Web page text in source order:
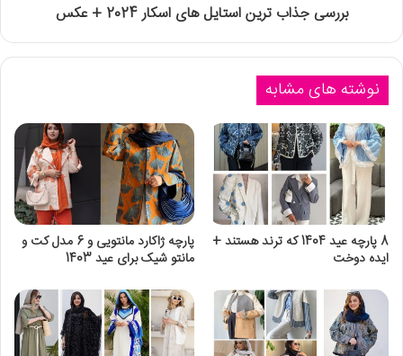
بررسی جذاب ترین استایل های اسکار 2024 + عکس
نوشته های مشابه
8 پارچه عید 1404 که ترند هستند +
ایده دوخت
پارچه ژاکارد مانتویی و 6 مدل کت و
مانتو شیک برای عید 1403